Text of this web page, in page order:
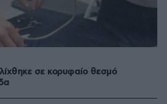
σε κορυφαίο θεσμό